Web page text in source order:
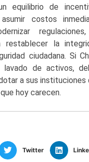
equilibrio de
costos
restablecer la
ciudadana. Si
de activos,
a sus instituciones
hoy carecen.
Twitter